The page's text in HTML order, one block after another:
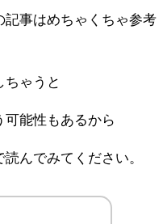
記事はめちゃくちゃ参考
ちゃうと
能性もあるから
んでみてください。